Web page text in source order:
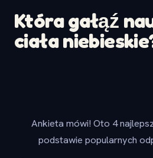
Która gałąź
ciała
Ankieta mówi! Oto 4
podstawie popularnych